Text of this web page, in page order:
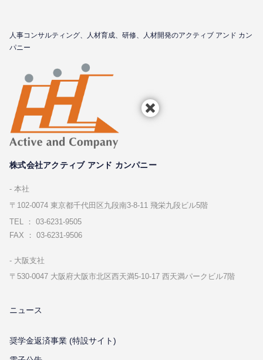
⼈事コンサルティング、⼈材育成、研修、⼈材開発のアクティブ アンド カン
パニー
株式会社アクティブ アンド カンパニー
本社
〒102-0074 東京都千代⽥区九段南3-8-11 飛栄九段ビル5階
TEL ： 03-6231-9505
FAX ： 03-6231-9506
⼤阪⽀社
〒530-0047 ⼤阪府⼤阪市北区⻄天満5-10-17 ⻄天満パークビル7階
ニュース
奨学金返済事業 (特設サイト)